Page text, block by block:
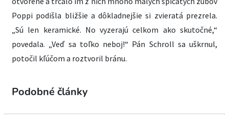
Poppi podišla bližšie a dôkladnejšie si zvieratá prezrela.
„Sú len keramické. No vyzerajú celkom ako skutočné,“
povedala. „Veď sa toľko neboj!“ Pán Schroll sa uškrnul,
potočil kľúčom a roztvoril bránu.
Podobné články